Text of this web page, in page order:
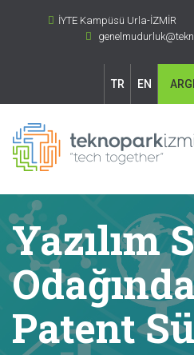
İYTE Kampüsü Urla-İZMİR
TR EN
Yazılım
Patent